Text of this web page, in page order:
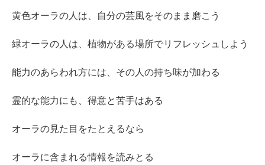
黄色オーラの人は、自分の芸風をそのまま磨こう
緑オーラの人は、植物がある場所でリフレッシュしよう
能力のあらわれ方には、その人の持ち味が加わる
霊的な能力にも、得意と苦手はある
オーラの見た目をたとえるなら
オーラに含まれる情報を読みとる